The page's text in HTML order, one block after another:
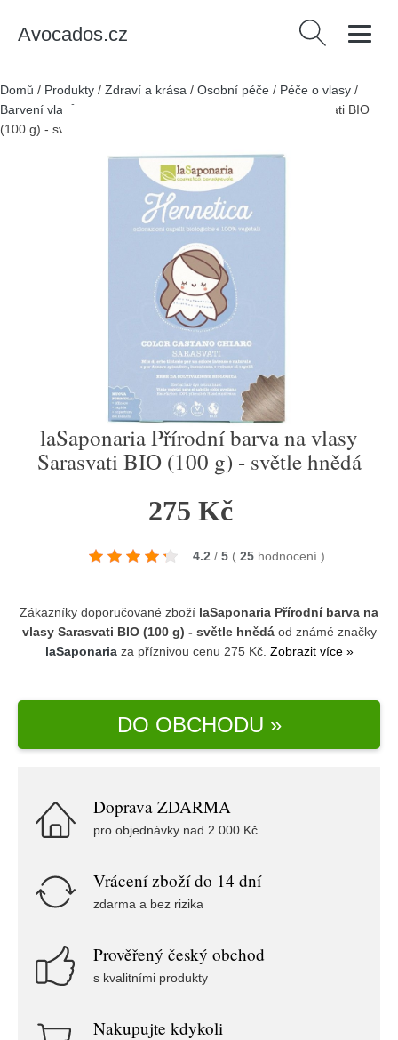
Avocados.cz Vyhledávání
Domů / Produkty / Zdraví a krása / Osobní péče / Péče o vlasy /
Barvení vlasů
laSaponaria Přírodní barva na vlasy Sarasvati BIO
(100 g) - světle hnědá
laSaponaria Přírodní barva na vlasy
Sarasvati BIO (100 g) - světle hnědá
275 Kč
4.2 / 5 ( 25 hodnocení )
Zákazníky doporučované zboží laSaponaria Přírodní barva na
vlasy Sarasvati BIO (100 g) - světle hnědáod známé značky
laSaponariaza příznivou cenu 275 Kč. Zobrazit více »
DO OBCHODU »
Doprava ZDARMA
pro objednávky nad 2.000 Kč
Vrácení zboží do 14 dní
zdarma a bez rizika
Prověřený český obchod
s kvalitními produkty
Nakupujte kdykoli